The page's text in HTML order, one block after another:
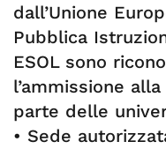
dall’Unione
Pubblica
ESOL sono
l’ammissione
parte delle
• Sede